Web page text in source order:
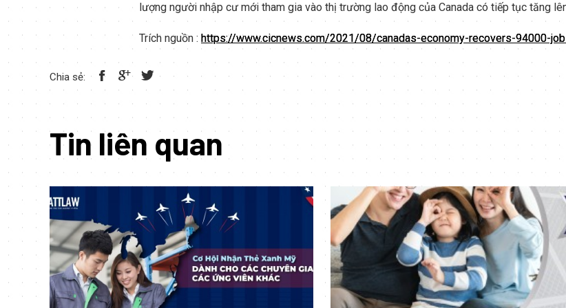
lượng người nhập cư mới tham gia vào thị trường lao động của Canada có tiếp tục tăng
Trích nguồn : https://www.cicnews.com/2021/08/canadas-economy-recovers-94000-
Chia sẻ:
Tin liên quan